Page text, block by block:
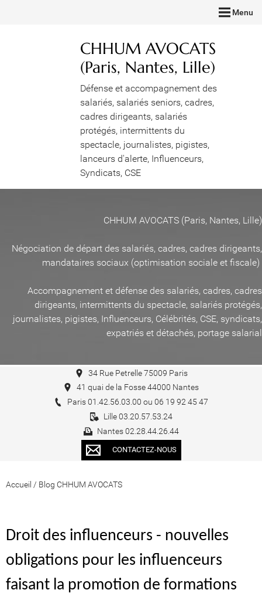
Menu
CHHUM AVOCATS
(Paris, Nantes, Lille)
Défense et accompagnement des
salariés, salariés seniors, cadres,
cadres dirigeants, salariés
protégés, intermittents du
spectacle, journalistes, pigistes,
lanceurs d'alerte, Influenceurs,
Syndicats, CSE
CHHUM AVOCATS (Paris, Nantes, Lille)
Négociation de départ des salariés, cadres, cadres dirigeants,
mandataires sociaux (optimisation sociale et fiscale)
Accompagnement et défense des salariés, cadres, cadres
dirigeants, intermittents du spectacle, salariés protégés,
journalistes, pigistes, Influenceurs, Célébrités, CSE, syndicats,
expatriés et détachés, portage salarial
34 Rue Petrelle 75009 Paris
41 quai de la Fosse 44000 Nantes
Paris 01.42.56.03.00 ou 06 19 92 45 47
Lille 03.20.57.53.24
Nantes 02.28.44.26.44
CONTACTEZ-NOUS
Accueil / Blog CHHUM AVOCATS
Droit des influenceurs - nouvelles
obligations pour les influenceurs
faisant la promotion de formations